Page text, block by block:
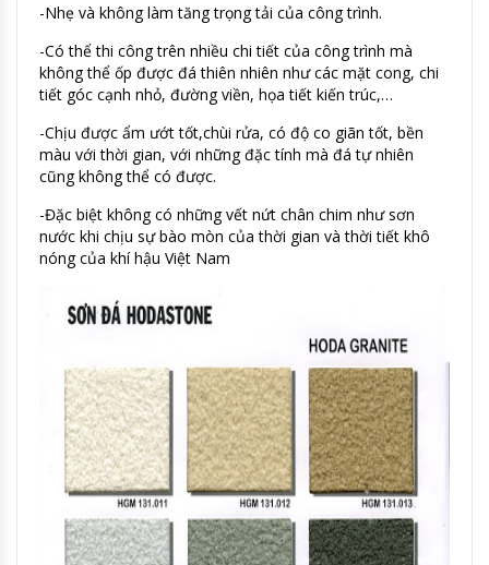
-Nhẹ và không làm tăng trọng tải của công trình.
-Có thể thi công trên nhiều chi tiết của công trình mà
không thể ốp được đá thiên nhiên như các mặt cong, chi
tiết góc cạnh nhỏ, đường viền, họa tiết kiến trúc,…
-Chịu được ẩm ướt tốt,chùi rửa, có độ co giãn tốt, bền
màu với thời gian, với những đặc tính mà đá tự nhiên
cũng không thể có được.
-Đặc biệt không có những vết nứt chân chim như sơn
nước khi chịu sự bào mòn của thời gian và thời tiết khô
nóng của khí hậu Việt Nam